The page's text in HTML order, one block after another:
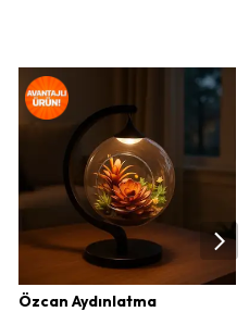
Özcan Aydınlatma